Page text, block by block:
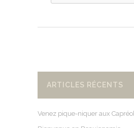
ARTICLES RÉCENTS
Venez pique-niquer aux